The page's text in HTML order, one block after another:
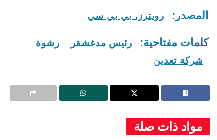
المصدر: رويترز، بي بي سي
كلمات مفتاحية: رئيس مدغشقر
رشوة
شركة تعدين
مواد ذات صلة